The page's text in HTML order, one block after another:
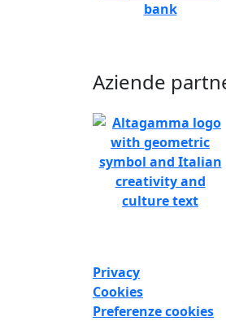
Aziende
Privacy
Cookies
Preferenze cookies